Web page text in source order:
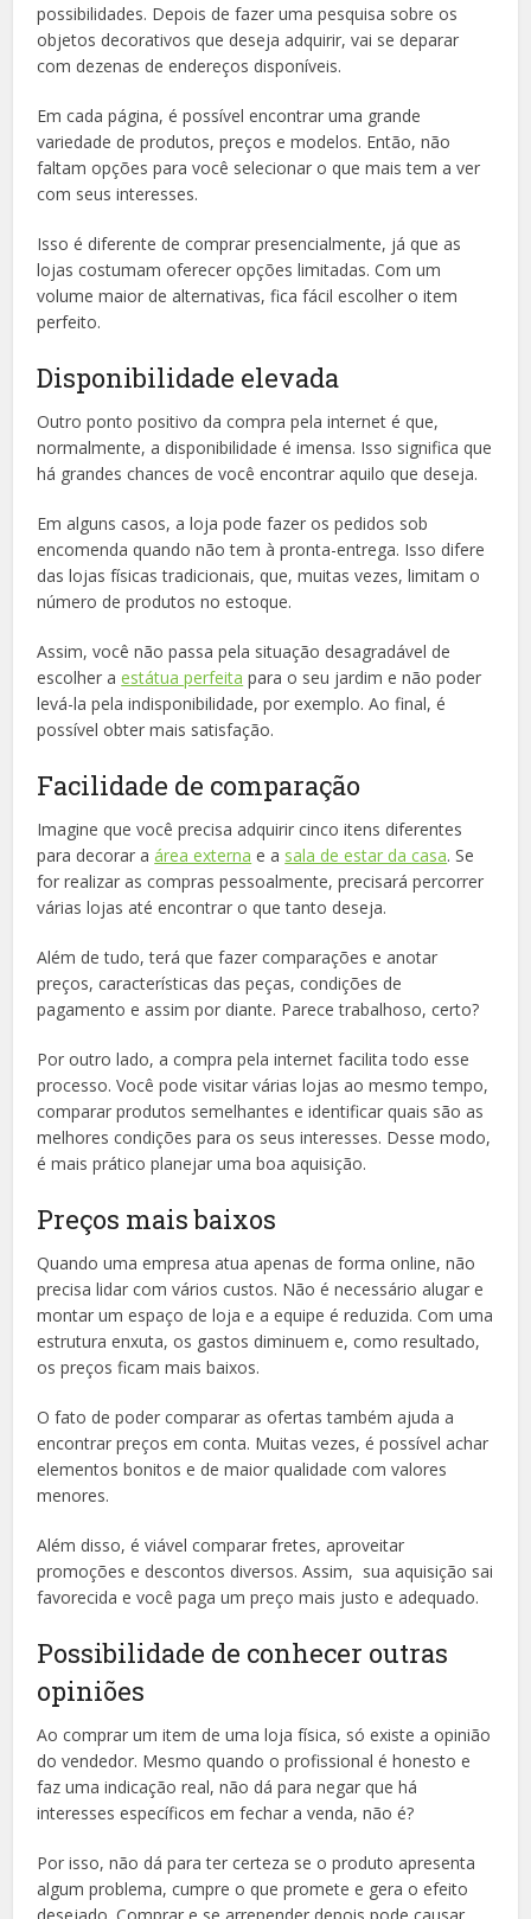
possibilidades. Depois de fazer uma pesquisa sobre os
objetos decorativos que deseja adquirir, vai se deparar
com dezenas de endereços disponíveis.
Em cada página, é possível encontrar uma grande
variedade de produtos, preços e modelos. Então, não
faltam opções para você selecionar o que mais tem a ver
com seus interesses.
Isso é diferente de comprar presencialmente, já que as
lojas costumam oferecer opções limitadas. Com um
volume maior de alternativas, fica fácil escolher o item
perfeito.
Disponibilidade elevada
Outro ponto positivo da compra pela internet é que,
normalmente, a disponibilidade é imensa. Isso significa que
há grandes chances de você encontrar aquilo que deseja.
Em alguns casos, a loja pode fazer os pedidos sob
encomenda quando não tem à pronta-entrega. Isso difere
das lojas físicas tradicionais, que, muitas vezes, limitam o
número de produtos no estoque.
Assim, você não passa pela situação desagradável de
escolher a estátua perfeita para o seu jardim e não poder
levá-la pela indisponibilidade, por exemplo. Ao final, é
possível obter mais satisfação.
Facilidade de comparação
Imagine que você precisa adquirir cinco itens diferentes
para decorar a área externa e a sala de estar da casa. Se
for realizar as compras pessoalmente, precisará percorrer
várias lojas até encontrar o que tanto deseja.
Além de tudo, terá que fazer comparações e anotar
preços, características das peças, condições de
pagamento e assim por diante. Parece trabalhoso, certo?
Por outro lado, a compra pela internet facilita todo esse
processo. Você pode visitar várias lojas ao mesmo tempo,
comparar produtos semelhantes e identificar quais são as
melhores condições para os seus interesses. Desse modo,
é mais prático planejar uma boa aquisição.
Preços mais baixos
Quando uma empresa atua apenas de forma online, não
precisa lidar com vários custos. Não é necessário alugar e
montar um espaço de loja e a equipe é reduzida. Com uma
estrutura enxuta, os gastos diminuem e, como resultado,
os preços ficam mais baixos.
O fato de poder comparar as ofertas também ajuda a
encontrar preços em conta. Muitas vezes, é possível achar
elementos bonitos e de maior qualidade com valores
menores.
Além disso, é viável comparar fretes, aproveitar
promoções e descontos diversos. Assim, sua aquisição sai
favorecida e você paga um preço mais justo e adequado.
Possibilidade de conhecer outras
opiniões
Ao comprar um item de uma loja física, só existe a opinião
do vendedor. Mesmo quando o profissional é honesto e
faz uma indicação real, não dá para negar que há
interesses específicos em fechar a venda, não é?
Por isso, não dá para ter certeza se o produto apresenta
algum problema, cumpre o que promete e gera o efeito